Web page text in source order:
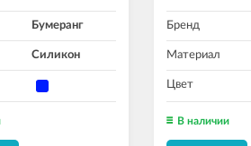
Бумеранг
Силикон
Бренд
Материал
Цвет
В наличии